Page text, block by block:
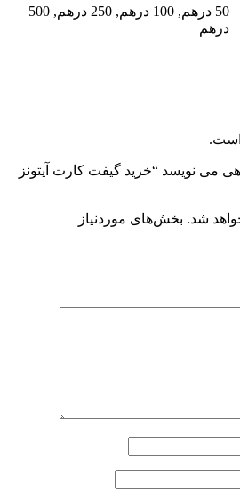
50 درهم, 100 درهم, 250 درهم, 500
درهم
است.
می نویسد “خرید گیفت کارت آیتونز
شد. بخش‌های موردنیاز